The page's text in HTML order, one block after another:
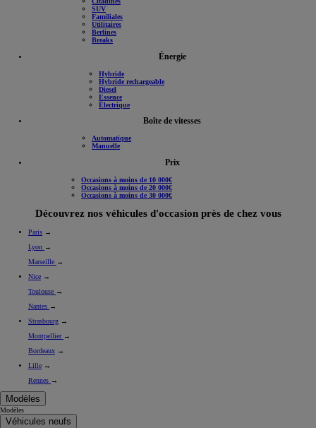
SUV
Familiales
Utilitaires
Berlines
Breaks
Énergie
Hybride
Hybride rechargeable
Diesel
Essence
Électrique
Boîte de vitesses
Automatique
Manuelle
Prix
Occasions à moins de 10 000€
Occasions à moins de 20 000€
Occasions à moins de 30 000€
Découvrez nos véhicules d'occasion près de chez vous
Paris →
Lyon →
Marseille →
Nice →
Toulouse →
Nantes →
Strasbourg →
Montpellier →
Bordeaux →
Lille →
Rennes →
Modèles
Modèles
Véhicules neufs